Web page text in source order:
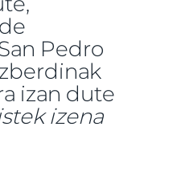
Pedro
izan dute
izena